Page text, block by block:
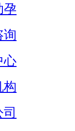
孕
询
心
构